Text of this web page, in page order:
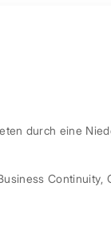
durch eine
Continuity,